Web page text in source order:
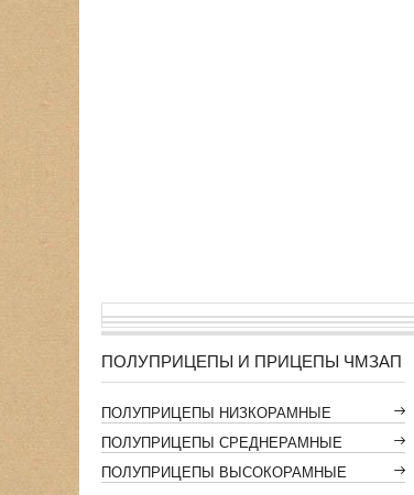
ПОЛУПРИЦЕПЫ И ПРИЦЕПЫ ЧМЗАП
ПОЛУПРИЦЕПЫ НИЗКОРАМНЫЕ
ПОЛУПРИЦЕПЫ СРЕДНЕРАМНЫЕ
ПОЛУПРИЦЕПЫ ВЫСОКОРАМНЫЕ